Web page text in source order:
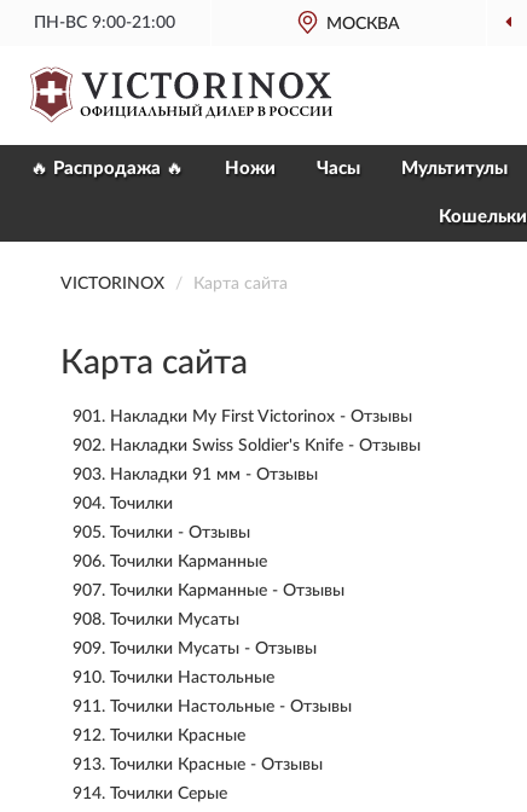
ПН-ВС 9:00-21:00 МОСКВА
🔥 Распродажа 🔥 Ножи Часы Мультитулы
Кошельки
VICTORINOX Карта сайта
Карта сайта
901. Накладки My First Victorinox - Отзывы
902. Накладки Swiss Soldier's Knife - Отзывы
903. Накладки 91 мм - Отзывы
904. Точилки
905. Точилки - Отзывы
906. Точилки Карманные
907. Точилки Карманные - Отзывы
908. Точилки Мусаты
909. Точилки Мусаты - Отзывы
910. Точилки Настольные
911. Точилки Настольные - Отзывы
912. Точилки Красные
913. Точилки Красные - Отзывы
914. Точилки Серые